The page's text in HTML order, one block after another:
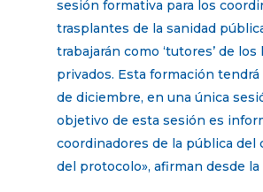
sesión formativa para los
trasplantes de la sanidad
trabajarán como ‘tutores’ de
privados. Esta formación tendrá
de diciembre, en una única
objetivo de esta sesión es
coordinadores de la pública del
del protocolo», afirman desde la